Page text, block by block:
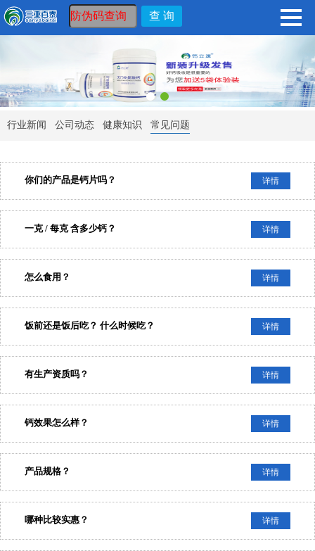
行业新闻 公司动态 健康知识 常见问题
你们的产品是钙片吗？ 详情
一克 / 每克 含多少钙？ 详情
怎么食用？ 详情
饭前还是饭后吃？ 什么时候吃？ 详情
有生产资质吗？ 详情
钙效果怎么样？ 详情
产品规格？ 详情
哪种比较实惠？ 详情